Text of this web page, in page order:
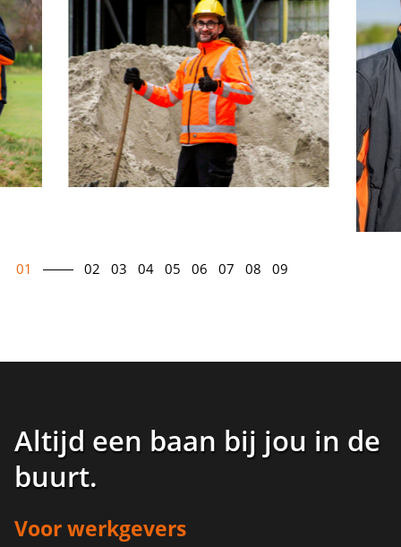
01 02 03 04 05 06 07 08 09
Altijd een baan bij jou in de
buurt.
Voor werkgevers